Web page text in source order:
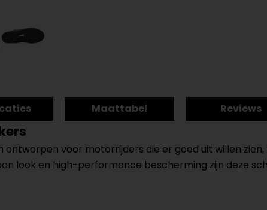
Maattabel Reviews
ontworpen voor motorrijders die er goed uit willen
look en high-performance bescherming zijn deze